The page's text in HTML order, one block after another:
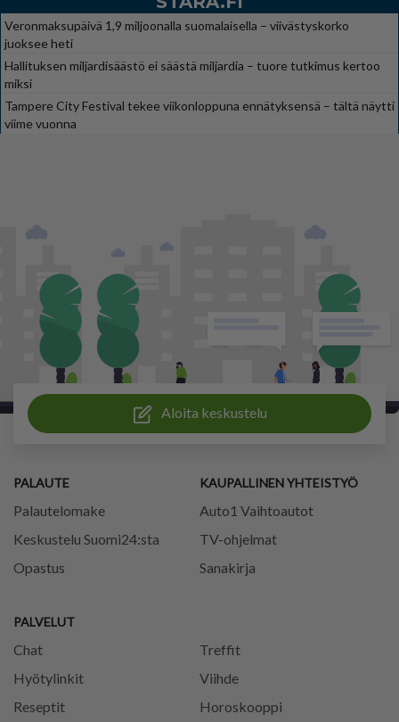
Veronmaksupäivä 1,9 miljoonalla suomalaisella – viivästyskorko
juoksee heti
Hallituksen miljardisäästö ei säästä miljardia – tuore tutkimus kertoo
miksi
Tampere City Festival tekee viikonloppuna ennätyksensä – tältä näytti
viime vuonna
Aloita keskustelu
PALAUTE
Palautelomake
Keskustelu Suomi24:sta
Opastus
PALVELUT
Chat
Treffit
Hyötylinkit
Viihde
Reseptit
Horoskooppi
KAUPALLINEN YHTEISTYÖ
Auto1 Vaihtoautot
TV-ohjelmat
Sanakirja